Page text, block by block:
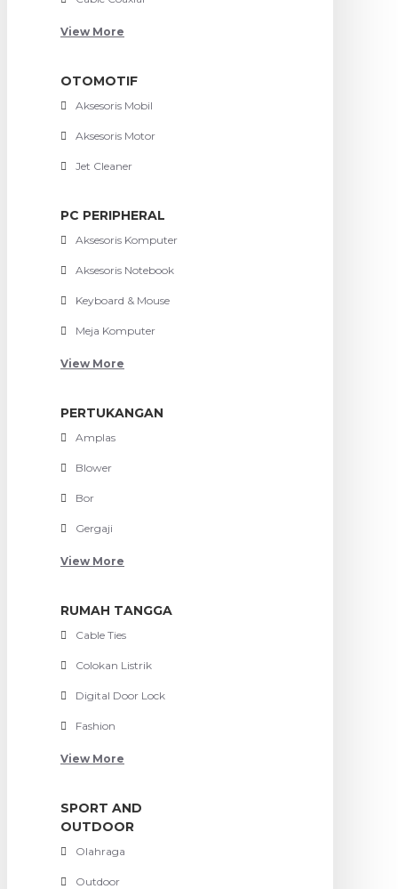
View More
OTOMOTIF
Aksesoris Mobil
Aksesoris Motor
Jet Cleaner
PC PERIPHERAL
Aksesoris Komputer
Aksesoris Notebook
Keyboard & Mouse
Meja Komputer
View More
PERTUKANGAN
Amplas
Blower
Bor
Gergaji
View More
RUMAH TANGGA
Cable Ties
Colokan Listrik
Digital Door Lock
Fashion
View More
SPORT AND
OUTDOOR
Olahraga
Outdoor